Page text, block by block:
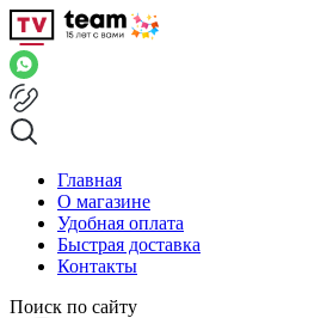
Главная
О магазине
Удобная оплата
Быстрая доставка
Контакты
Поиск по сайту